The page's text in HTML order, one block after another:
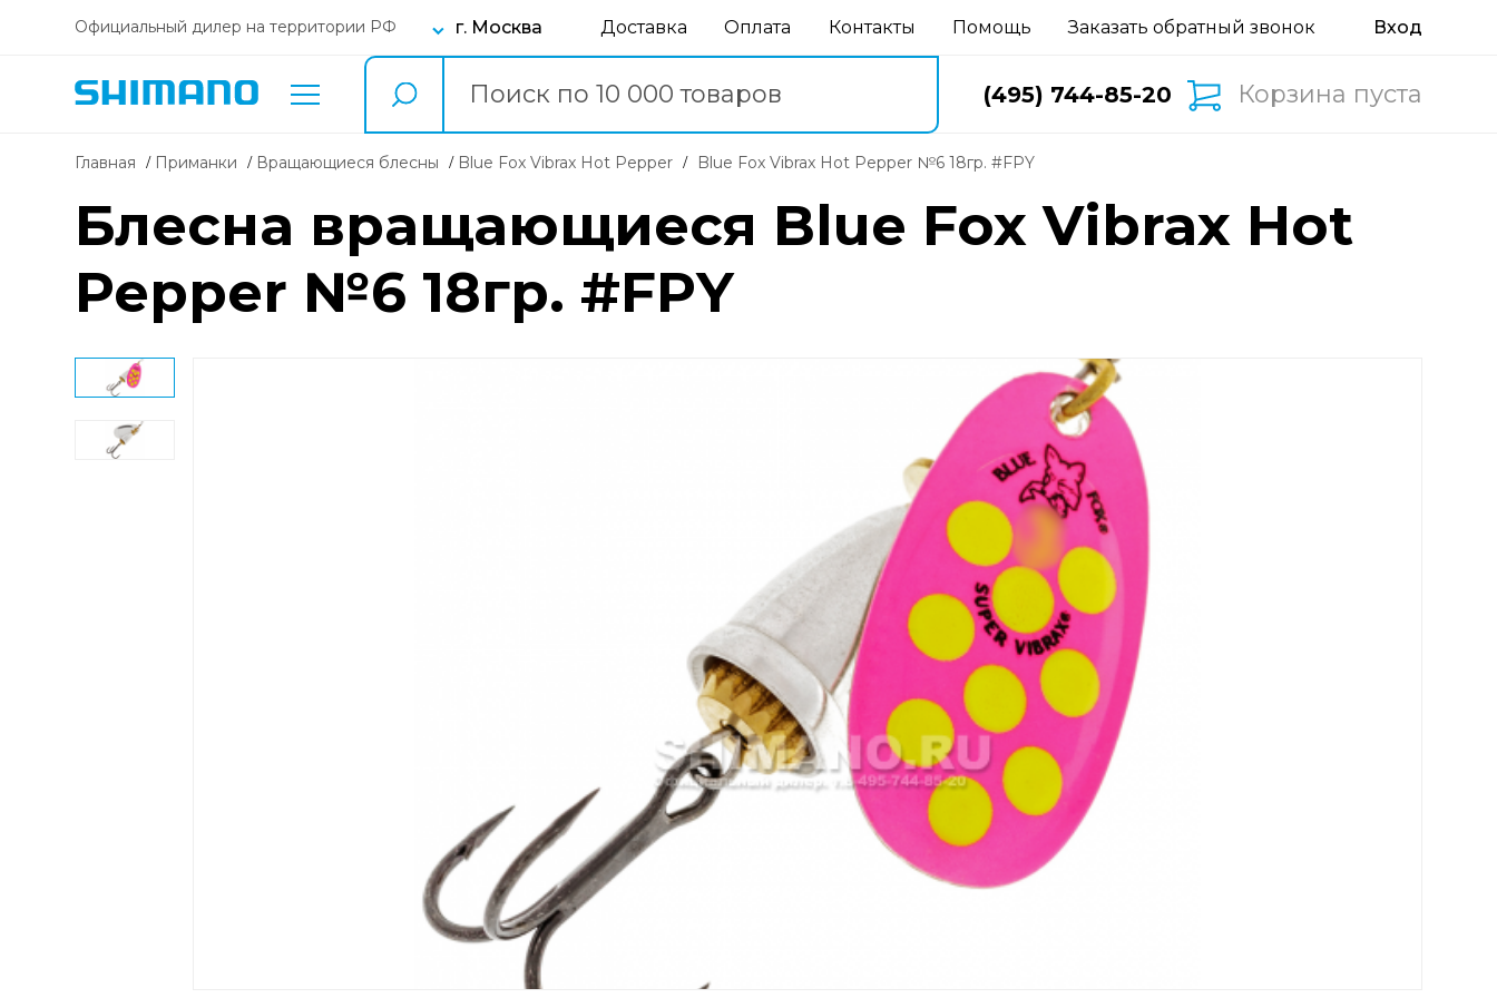
Официальный дилер на территории РФ г. Москва Доставка Оплата Контакты Помощь Заказать обратный звонок
(495) 744-85-20 Корзина пуста
Главная Приманки вращающиеся блесны Blue Fox Vibrax Hot Pepper Blue Fox Vibrax Hot Pepper №6 18гр. #FPY
Блесна вращающиеся Blue Fox Vibrax Hot
Pepper №6 18гр. #FPY